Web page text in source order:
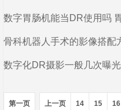
数字胃肠机能当DR使用吗
骨科机器人手术的影像搭配
数字化DR摄影一般几次曝
第一页 上一页 14 15 16